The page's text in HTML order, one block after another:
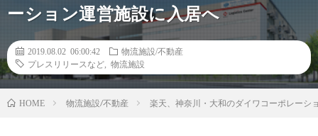
ーション運営施設に入居へ
2019.08.02 06:00:42
物流施設/不動産
プレスリリースなど
物流施設
HOME 物流施設/不動産 楽天、神奈川・大和のダイワコーポレーシ